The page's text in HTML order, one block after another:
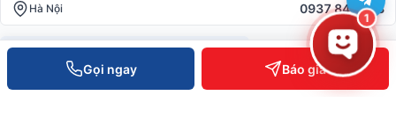
Gọi ngay Báo giá
Hà Nội 0937 845 333
0935 498 384
1